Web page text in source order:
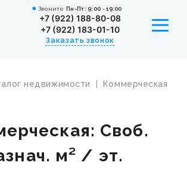
ЗвонитеПн-Пт: 9:00 - 19:00
+7 (922) 188-80-08
+7 (922) 183-01-10
Заказать звонок
недвижимости Коммерческая
Своб.
м² / эт.